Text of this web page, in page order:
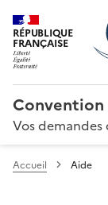
RÉPUBLIQUE
FRANÇAISE
Vos
Accueil Aide